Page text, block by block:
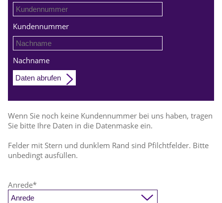
Kundennummer
Nachname
Daten abrufen
Wenn Sie noch keine Kundennummer bei uns haben, tragen
Sie bitte Ihre Daten in die Datenmaske ein.
Felder mit Stern und dunklem Rand sind Pfilchtfelder. Bitte
unbedingt ausfüllen.
Anrede*